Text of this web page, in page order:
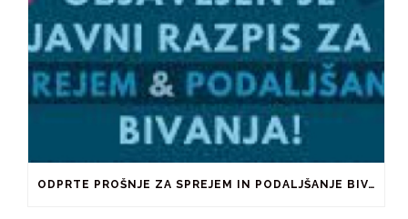
ODPRTE PROŠNJE ZA SPREJEM IN PODALJŠANJE BIVANJA V ŠTUDENTSKIH DOMOVIH IN PRI ZASEBNIKIH